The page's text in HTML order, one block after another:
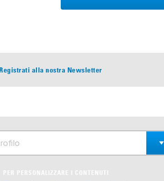
Registrati alla nostra Newsletter
PER PERSONALIZZARE I CONTENUTI